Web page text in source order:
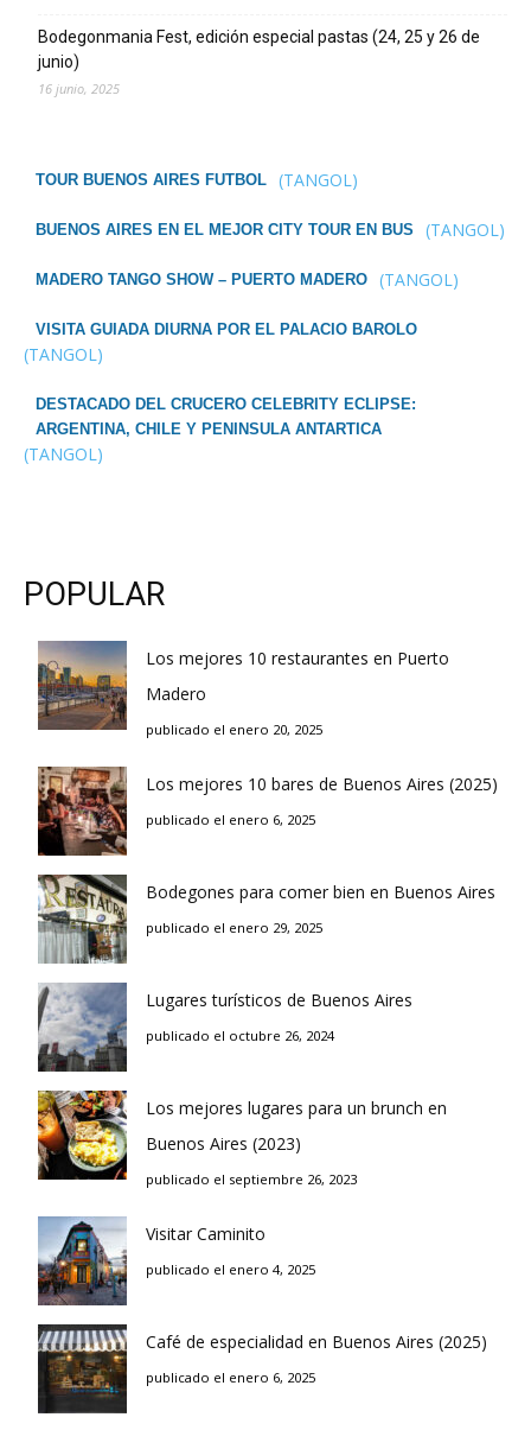
Bodegonmania Fest, edición especial pastas (24, 25 y 26 de
junio)
16 junio, 2025
TOUR BUENOS AIRES FUTBOL (TANGOL)
BUENOS AIRES EN EL MEJOR CITY TOUR EN BUS (TANGOL)
MADERO TANGO SHOW – PUERTO MADERO (TANGOL)
VISITA GUIADA DIURNA POR EL PALACIO BAROLO
(TANGOL)
DESTACADO DEL CRUCERO CELEBRITY ECLIPSE:
ARGENTINA, CHILE Y PENINSULA ANTARTICA
(TANGOL)
POPULAR
Los mejores 10 restaurantes en Puerto
Madero
publicado el enero 20, 2025
Los mejores 10 bares de Buenos Aires (2025)
publicado el enero 6, 2025
Bodegones para comer bien en Buenos Aires
publicado el enero 29, 2025
Lugares turísticos de Buenos Aires
publicado el octubre 26, 2024
Los mejores lugares para un brunch en
Buenos Aires (2023)
publicado el septiembre 26, 2023
Visitar Caminito
publicado el enero 4, 2025
Café de especialidad en Buenos Aires (2025)
publicado el enero 6, 2025